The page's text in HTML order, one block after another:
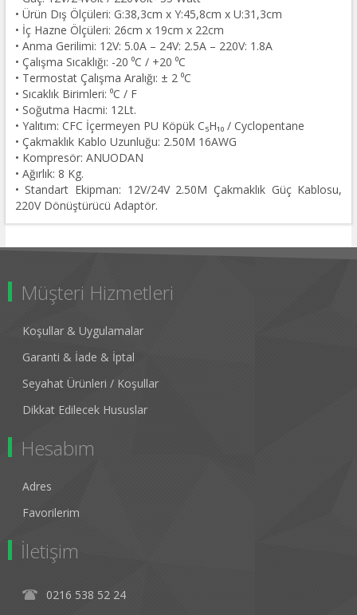
• Ürün Dış Ölçüleri: G:38,3cm x Y:45,8cm x U:31,3cm
• İç Hazne Ölçüleri: 26cm x 19cm x 22cm
• Anma Gerilimi: 12V: 5.0A – 24V: 2.5A – 220V: 1.8A
• Çalışma Sıcaklığı: -20 ⁰C / +20 ⁰C
• Termostat Çalışma Aralığı: ± 2 ⁰C
• Sıcaklık Birimleri: ⁰C / F
• Soğutma Hacmi: 12Lt.
• Yalıtım: CFC İçermeyen PU Köpük C₅H₁₀ / Cyclopentane
• Çakmaklık Kablo Uzunluğu: 2.50M 16AWG
• Kompresör: ANUODAN
• Ağırlık: 8 Kg.
• Standart Ekipman: 12V/24V 2.50M Çakmaklık Güç Kablosu,
220V Dönüştürücü Adaptör.
Müşteri Hizmetleri
Koşullar & Uygulamalar
Garanti & İade & İptal
Seyahat Ürünleri / Koşullar
Dikkat Edilecek Hususlar
Hesabım
Adres
Favorilerim
İletişim
0216 538 52 24